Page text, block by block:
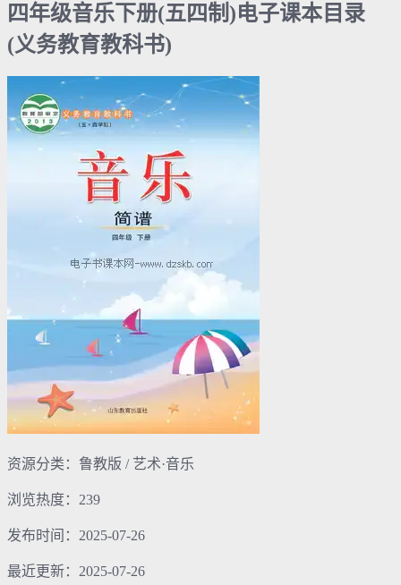
四年级音乐下册(五四制)电子课本目录
(义务教育教科书)
资源分类：鲁教版 / 艺术·音乐
浏览热度：239
发布时间：2025-07-26
最近更新：2025-07-26